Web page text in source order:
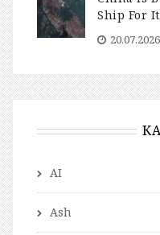
Ship For
20.07.2026
AI
Ash